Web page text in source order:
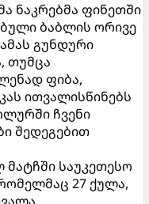
ნაკრებმა ფინეთში
ბაბლის ორივე
გუნდური
თუმცა
ფიბა,
ითვალისწინებს
ჩვენი
შედეგებით
საუკეთესო
27 ქულა,